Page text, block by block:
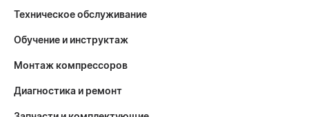
Техническое обслуживание
Обучение и инструктаж
Монтаж компрессоров
Диагностика и ремонт